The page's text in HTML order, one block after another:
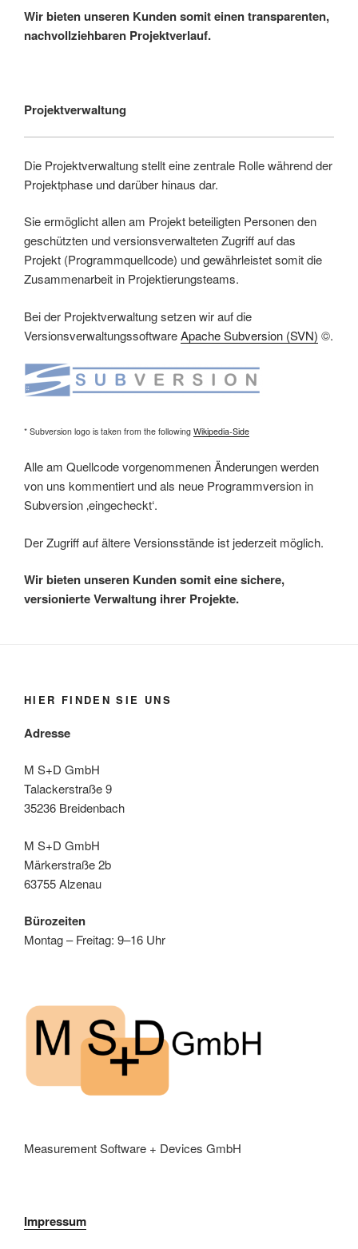
Wir bieten unseren Kunden somit einen transparenten,
nachvollziehbaren Projektverlauf.
Projektverwaltung
Die Projektverwaltung stellt eine zentrale Rolle während der
Projektphase und darüber hinaus dar.
Sie ermöglicht allen am Projekt beteiligten Personen den
geschützten und versionsverwalteten Zugriff auf das
Projekt (Programmquellcode) und gewährleistet somit die
Zusammenarbeit in Projektierungsteams.
Bei der Projektverwaltung setzen wir auf die
VersionsverwaltungssoftwareApache Subversion (SVN) ©.
* Subversion logo is taken from the following Wikipedia-Side
Alle am Quellcode vorgenommenen Änderungen werden
von uns kommentiert und als neue Programmversion in
Subversion ‚eingecheckt‘.
Der Zugriff auf ältere Versionsstände ist jederzeit möglich.
Wir bieten unseren Kunden somit eine sichere,
versionierte Verwaltung ihrer Projekte.
HIER FINDEN SIE UNS
Adresse
M S+D GmbH
Talackerstraße 9
35236 Breidenbach
M S+D GmbH
Märkerstraße 2b
63755 Alzenau
Bürozeiten
Montag – Freitag: 9–16 Uhr
Measurement Software + Devices GmbH
Impressum